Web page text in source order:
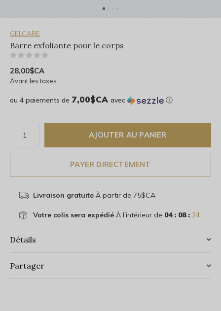
GELCARE
Barre exfoliante pour le corps
28,00$CA
Avant les taxes
ou 4 paiements de 7,00$CA avec ⓘ
AJOUTER AU PANIER
PAYER DIRECTEMENT
Livraison gratuiteÀ partir de 75$CA
Votre colis sera expédiéÀ l'intérieur de 04 : 08 : 24
Détails
Partager